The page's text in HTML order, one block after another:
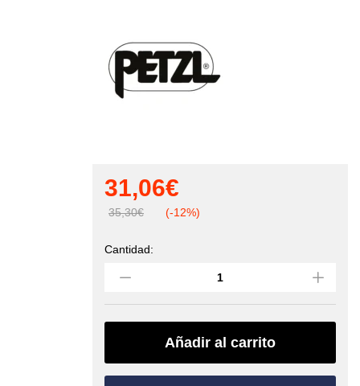
31,06€
35,30€ (-12%)
Navaja
(PETZL)
quantity
Cantidad:
Añadir al carrito